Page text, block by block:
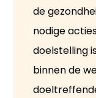
de
nodige
doelstelling
binnen de